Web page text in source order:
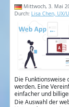
Mittwoch, 3. Mai
Durch: Lisa Chen, UX/
Die
werden. Eine
einfacher und
Die Auswahl der